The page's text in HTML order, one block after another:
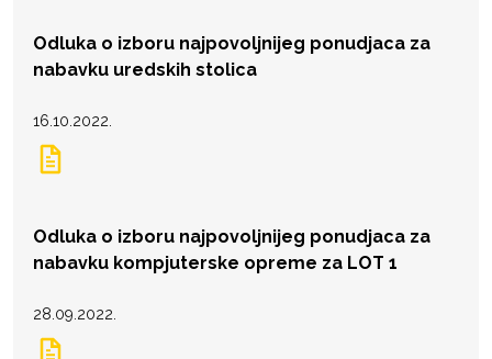
Odluka o izboru najpovoljnijeg ponudjaca za
nabavku uredskih stolica
16.10.2022.
Odluka o izboru najpovoljnijeg ponudjaca za
nabavku kompjuterske opreme za LOT 1
28.09.2022.